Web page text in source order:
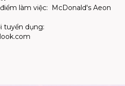
làm việc: McDonald's Aeon
tuyển dụng: